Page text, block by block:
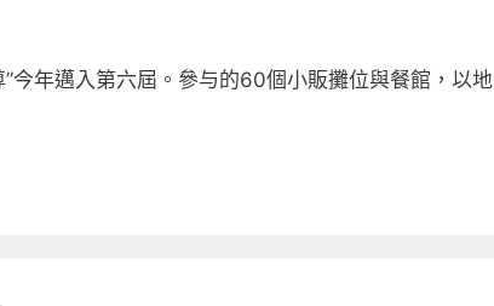
今年邁入第六屆。參与的60個小販攤位與餐館，以地